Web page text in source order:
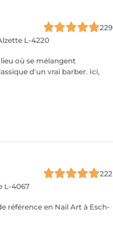
229
L-4220
d'un vrai barber. Ici,
222
L-4067
référence en Nail Art à Esch-